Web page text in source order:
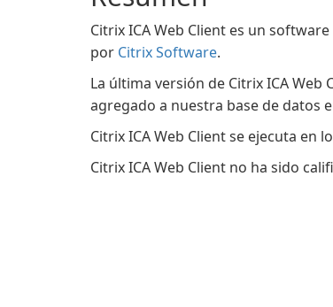
Citrix ICA Web Client es un
por Citrix Software.
La última versión de Citrix ICA Web
agregado a nuestra base de datos
Citrix ICA Web Client se ejecuta en
Citrix ICA Web Client no ha sido